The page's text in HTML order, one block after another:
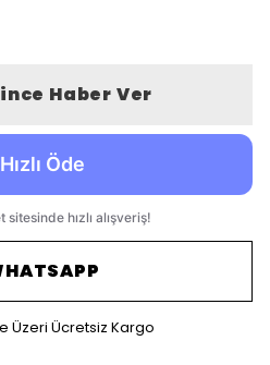
Haber Ver
Üzeri Ücretsiz Kargo